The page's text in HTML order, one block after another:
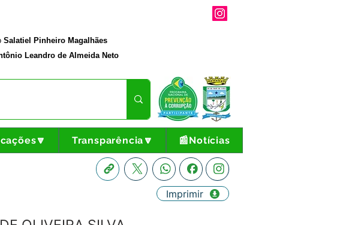
Salatiel Pinheiro Magalhães
Leandro de Almeida Neto
Transparência🔽 📰Notícias
Imprimir